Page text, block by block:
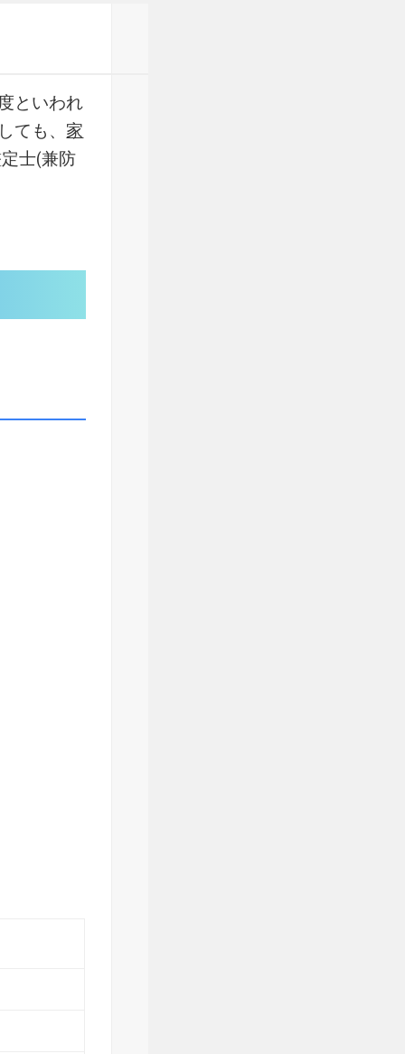
といわれ
ても、 家
士(兼防